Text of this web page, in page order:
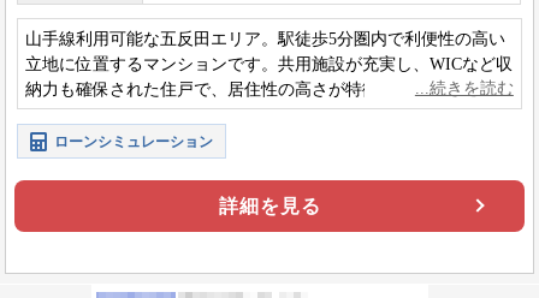
山手線利用可能な五反田エリア。駅徒歩5分圏内で利便性の高い
立地に位置するマンションです。共用施設が充実し、WICなど収
納力も確保された住戸で、居住性の高さが特徴です。
ローンシミュレーション
詳細を見る